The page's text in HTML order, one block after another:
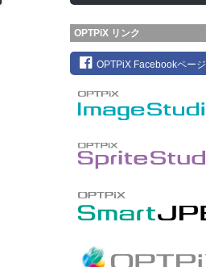
OPTPiX リンク
OPTPiX Facebookページ